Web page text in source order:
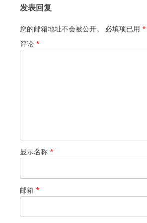
航
发表回复
您的邮箱地址不会被公开。 必填项已用 *
评论 *
显示名称 *
邮箱 *